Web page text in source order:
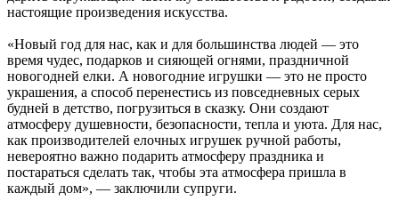
настоящие произведения искусства.
«Новый год для нас, как и для большинства людей — это
время чудес, подарков и сияющей огнями, праздничной
новогодней елки. А новогодние игрушки — это не просто
украшения, а способ перенестись из повседневных серых
будней в детство, погрузиться в сказку. Они создают
атмосферу душевности, безопасности, тепла и уюта. Для нас,
как производителей елочных игрушек ручной работы,
невероятно важно подарить атмосферу праздника и
постараться сделать так, чтобы эта атмосфера пришла в
каждый дом», — заключили супруги.